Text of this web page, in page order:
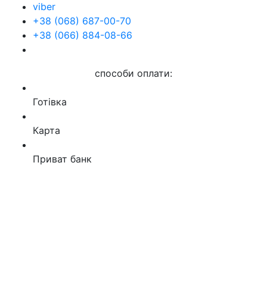
viber
+38 (068) 687-00-70
+38 (066) 884-08-66
способи оплати:
Готівка
Карта
Приват банк